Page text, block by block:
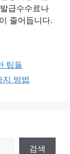
급수수료나
줄어듭니다.
팁들
방법
검색